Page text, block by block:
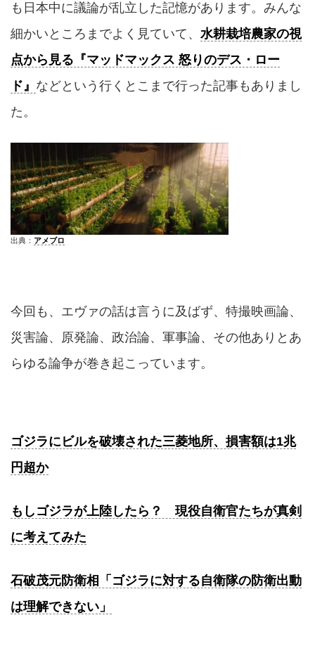
も日本中に議論が乱立した記憶があります。みんな
細かいところまでよく見ていて、 水耕栽培農家の視
点から見る『マッドマックス 怒りのデス・ロー
ド』 などという行くとこまで行った記事もありまし
た。
出典： アメブロ
今回も、エヴァの話は言うに及ばず、特撮映画論、
災害論、原発論、政治論、軍事論、その他ありとあ
らゆる論争が巻き起こっています。
ゴジラにビルを破壊された三菱地所、損害額は1兆
円超か
もしゴジラが上陸したら？ 現役自衛官たちが真剣
に考えてみた
石破茂元防衛相「ゴジラに対する自衛隊の防衛出動
は理解できない」